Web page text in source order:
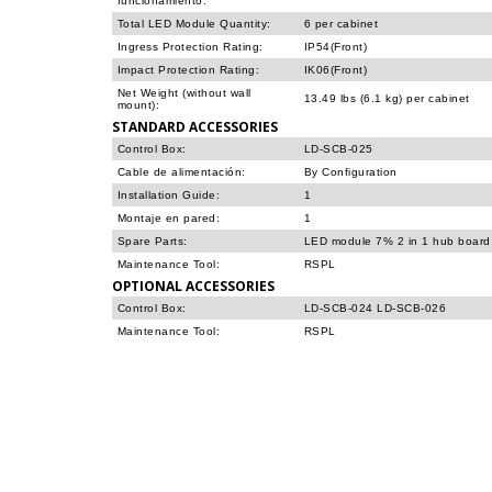
Total LED Module Quantity:
6 per cabinet
Ingress Protection Rating:
IP54(Front)
Impact Protection Rating:
IK06(Front)
Net Weight (without wall
mount):
13.49 lbs (6.1 kg) per cabinet
STANDARD ACCESSORIES
Control Box:
LD-SCB-025
Cable de alimentación:
By Configuration
Installation Guide:
1
Montaje en pared:
1
Spare Parts:
LED module 7% 2 in 1 hub
Maintenance Tool:
RSPL
OPTIONAL ACCESSORIES
Control Box:
LD-SCB-024 LD-SCB-026
Maintenance Tool:
RSPL